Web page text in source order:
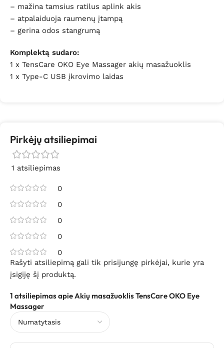
– mažina tamsius ratilus aplink akis
– atpalaiduoja raumenų įtampą
– gerina odos stangrumą
Komplektą sudaro:
1 x TensCare OKO Eye Massager akių masažuoklis
1 x Type-C USB įkrovimo laidas
Pirkėjų atsiliepimai
1 atsiliepimas
0
0
0
0
0
1 atsiliepimas apieAkių masažuoklis TensCare OKO Eye
Massager
Rašyti atsiliepimą gali tik prisijungę pirkėjai, kurie yra
įsigiję šį produktą.